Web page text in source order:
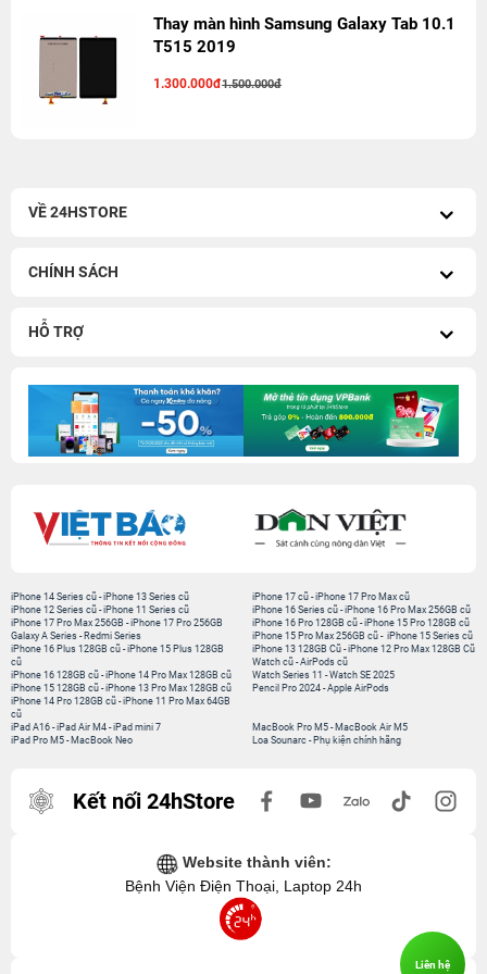
Thay màn hình Samsung Galaxy Tab 10.1
T515 2019
1.300.000đ1.500.000đ
VỀ 24HSTORE
CHÍNH SÁCH
HỖ TRỢ
iPhone 14 Series cũ -iPhone 13 Series cũ
iPhone 12 Series cũ -iPhone 11 Series cũ
iPhone 17 Pro Max 256GB -iPhone 17 Pro 256GB
Galaxy A Series - Redmi Series
iPhone 17 cũ-iPhone 17 Pro Max cũ
iPhone 16 Series cũ- iPhone 16 Pro Max 256GB cũ
iPhone 16 Pro 128GB cũ-iPhone 15 Pro 128GB cũ
iPhone 15 Pro Max 256GB cũ- iPhone 15 Series cũ
iPhone 16 Plus 128GB cũ -iPhone 15 Plus 128GB
cũ
iPhone 16 128GB cũ -iPhone 14 Pro Max 128GB cũ
iPhone 15 128GB cũ -iPhone 13 Pro Max 128GB cũ
iPhone 14 Pro 128GB cũ -iPhone 11 Pro Max 64GB
cũ
iPhone 13 128GB Cũ-iPhone 12 Pro Max 128GB Cũ
Watch cũ-AirPods cũ
Watch Series 11 -Watch SE 2025
Pencil Pro 2024-Apple AirPods
iPad A16 -iPad Air M4 -iPad mini 7
iPad Pro M5 - MacBook Neo
MacBook Pro M5- MacBook Air M5
Loa Sounarc- Phụ kiện chính hãng
Kết nối 24hStore
Website thành viên:
Bệnh Viện Điện Thoại, Laptop 24h
Liên hệ